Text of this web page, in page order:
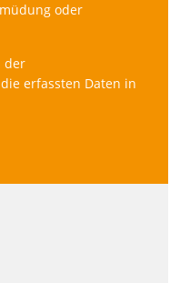
oder
der
erfassten Daten in